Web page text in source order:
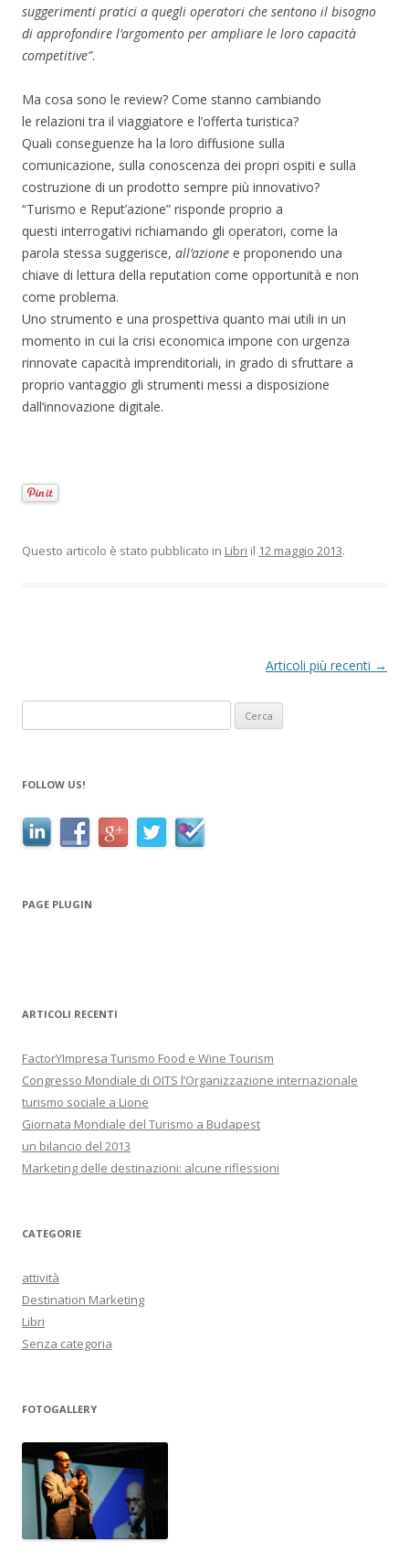
suggerimenti pratici a quegli operatori che sentono il bisogno
di approfondire l’argomento per ampliare le loro capacità
competitive”.
Ma cosa sono le review? Come stanno cambiando
le relazioni tra il viaggiatore e l’offerta turistica?
Quali conseguenze ha la loro diffusione sulla
comunicazione, sulla conoscenza dei propri ospiti e sulla
costruzione di un prodotto sempre più innovativo?
“Turismo e Reput’azione” risponde proprio a
questi interrogativi richiamando gli operatori, come la
parola stessa suggerisce, all’azione e proponendo una
chiave di lettura della reputation come opportunità e non
come problema.
Uno strumento e una prospettiva quanto mai utili in un
momento in cui la crisi economica impone con urgenza
rinnovate capacità imprenditoriali, in grado di sfruttare a
proprio vantaggio gli strumenti messi a disposizione
dall’innovazione digitale.
Questo articolo è stato pubblicato in Libri il 12 maggio 2013.
Articoli più recenti →
FOLLOW US!
PAGE PLUGIN
ARTICOLI RECENTI
FactorYImpresa Turismo Food e Wine Tourism
Congresso Mondiale di OITS l’Organizzazione internazionale
turismo sociale a Lione
Giornata Mondiale del Turismo a Budapest
un bilancio del 2013
Marketing delle destinazioni: alcune riflessioni
CATEGORIE
attività
Destination Marketing
Libri
Senza categoria
FOTOGALLERY